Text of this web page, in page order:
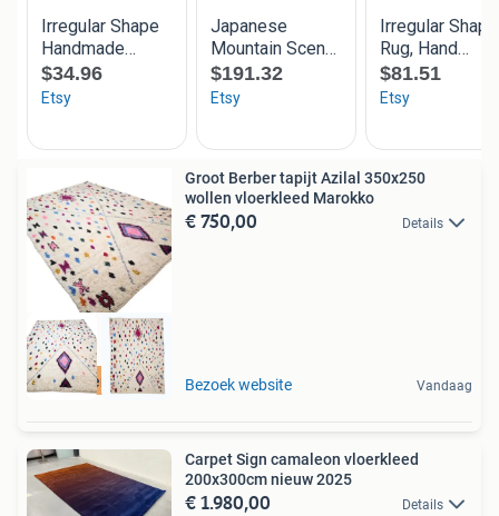
Gratis verzending
Groot Berber tapijt Azilal 350x250
wollen vloerkleed Marokko
€ 750,00 Details
Bezoek website Vandaag
Carpet Sign camaleon vloerkleed
200x300cm nieuw 2025
€ 1.980,00 Details